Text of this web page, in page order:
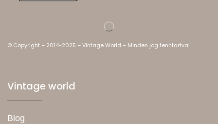
© Copyright – 2014-2025 – Vintage World – Minden jog fenntartva!
Vintage world
Blog